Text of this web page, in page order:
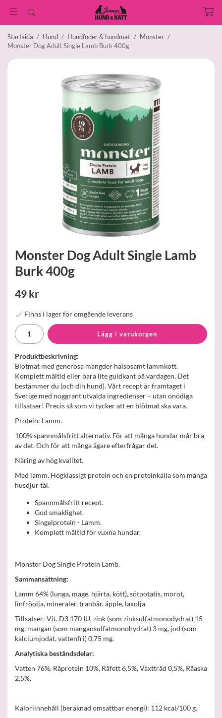
Startsida / Hund / Hundfoder & hundmat / Monster /
Monster Dog Adult Single Lamb Burk 400g
Monster Dog Adult Single Lamb
Burk 400g
49 kr
Finns i lager för omgående leverans
Lägg i varukorgen
Produktbeskrivning:
Blötmat med generösa mängder hälsosamt lammkött.
Komplett måltid eller bara lite guldkant på vardagen. Det
bestämmer du (och din hund). Vårt recept är framtaget i
Sverige med noggrant utvalda ingredienser – utan onödiga
tillsatser! Precis så som vi tycker att en blötmat ska vara.
Protein: Lamm.
100% spannmålsfritt alternativ. För att många hundar mår bra
av det. Och för att många ägare efterfrågar det.
Näring av hög kvalitet.
Med lamm. Högklassigt protein och en proteinkälla som många
husdjur tål.
Spannmålsfritt recept.
God smaklighet.
Singelprotein - Lamm.
Komplett måltid för vuxna hundar.
Monster Dog Single Protein Lamb.
Sammansättning:
Lamm 64% (lunga, mage, hjärta, kött), sötpotatis, morot,
linfröolja, mineraler, tranbär, äpple, laxolja.
Tillsatser: Vit. D3 170 IU, zink (som zinksulfatmonodydrat) 15
mg, mangan (som mangansulfatmonohydrat) 3 mg, jod (som
kalciumjodat, vattenfri) 0,75 mg.
Analytiska beståndsdelar:
Vatten 76%, Råprotein 10%, Råfett 6,5%, Växttråd 0,5%, Råaska
2,5%.
Kaloriinnehåll (beräknad omsättbar energi): 112 kcal/100 g.